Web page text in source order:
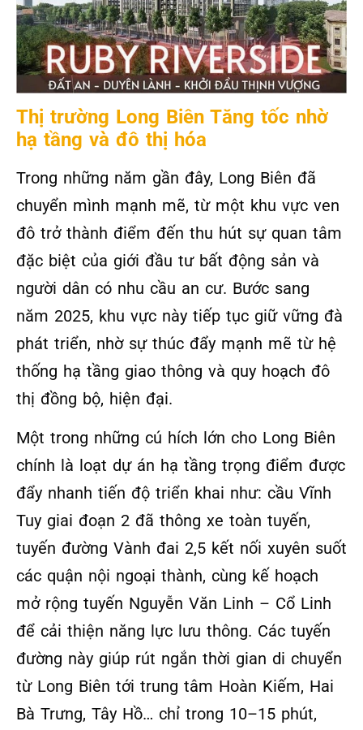
Thị trường Long Biên Tăng tốc nhờ
hạ tầng và đô thị hóa
Trong những năm gần đây, Long Biên đã
chuyển mình mạnh mẽ, từ một khu vực ven
đô trở thành điểm đến thu hút sự quan tâm
đặc biệt của giới đầu tư bất động sản và
người dân có nhu cầu an cư. Bước sang
năm 2025, khu vực này tiếp tục giữ vững đà
phát triển, nhờ sự thúc đẩy mạnh mẽ từ hệ
thống hạ tầng giao thông và quy hoạch đô
thị đồng bộ, hiện đại.
Một trong những cú hích lớn cho Long Biên
chính là loạt dự án hạ tầng trọng điểm được
đẩy nhanh tiến độ triển khai như: cầu Vĩnh
Tuy giai đoạn 2 đã thông xe toàn tuyến,
tuyến đường Vành đai 2,5 kết nối xuyên suốt
các quận nội ngoại thành, cùng kế hoạch
mở rộng tuyến Nguyễn Văn Linh – Cổ Linh
để cải thiện năng lực lưu thông. Các tuyến
đường này giúp rút ngắn thời gian di chuyển
từ Long Biên tới trung tâm Hoàn Kiếm, Hai
Bà Trưng, Tây Hồ… chỉ trong 10–15 phút,